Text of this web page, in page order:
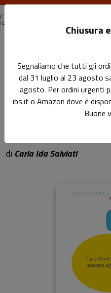
Biblioteca spiegata agli
Biblioteca
Sottotitolo non
di Carla Ida Salviati
Chiusura
Segnaliamo che tutti gli
dal 31 luglio al 23 agosto
agosto. Per ordini urgenti
ibs.it o Amazon dove è
Buone